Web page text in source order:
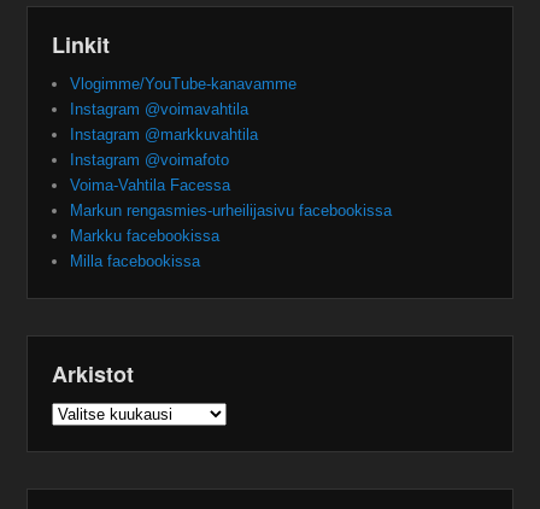
Linkit
Vlogimme/YouTube-kanavamme
Instagram @voimavahtila
Instagram @markkuvahtila
Instagram @voimafoto
Voima-Vahtila Facessa
Markun rengasmies-urheilijasivu facebookissa
Markku facebookissa
Milla facebookissa
Arkistot
Arkistot